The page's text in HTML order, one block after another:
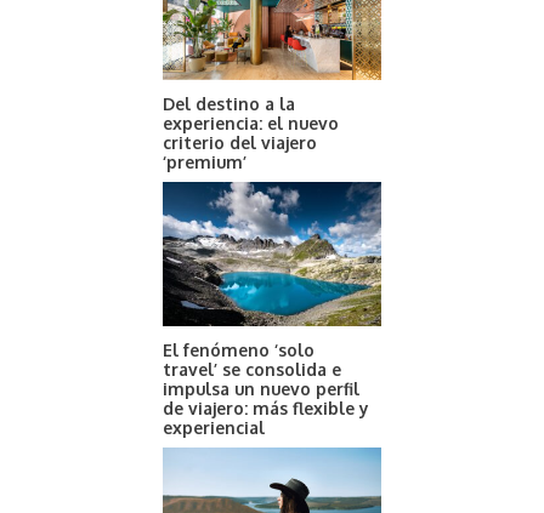
Del destino a la
experiencia: el nuevo
criterio del viajero
‘premium’
El fenómeno ‘solo
travel’ se consolida e
impulsa un nuevo perfil
de viajero: más flexible y
experiencial